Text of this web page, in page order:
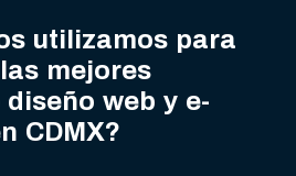
utilizamos para
mejores
web y e-
CDMX?